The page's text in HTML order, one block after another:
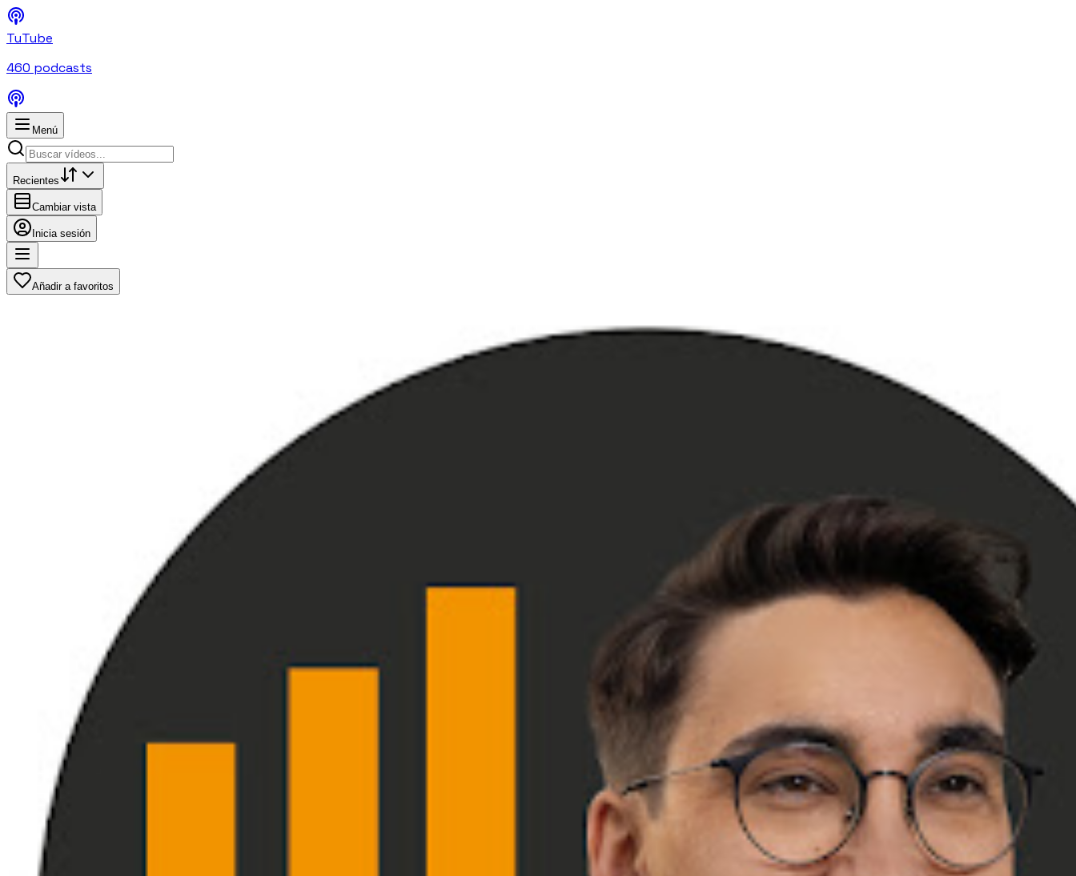
TuTube
460 podcasts
Menú
Recientes
Cambiar vista
Inicia sesión
Añadir a favoritos